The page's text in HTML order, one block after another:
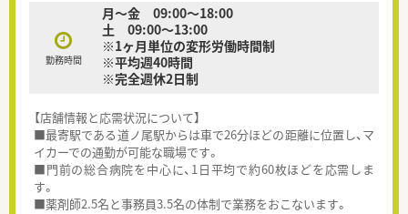
勤務時間
月～金 09:00～18:00
土 09:00～13:00
※1ヶ月単位の変形労働時間制
※平均週40時間
※完全週休2日制
【店舗情報と応需状況について】
■最寄駅である道ノ尾駅からは車で26分ほどの距離に位置し、マ
イカーでの通勤が可能な職場です。
■門前の総合病院を中心に、1日平均で約60枚ほどを応需しま
す。
■薬剤師2.5名と事務員3.5名の体制で業務をおこないます。